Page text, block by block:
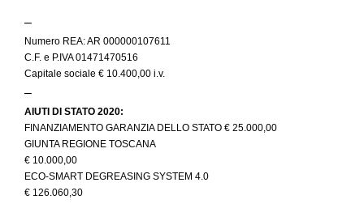
–
Numero REA: AR 000000107611
C.F. e P.IVA 01471470516
Capitale sociale € 10.400,00 i.v.
–
AIUTI DI STATO 2020:
FINANZIAMENTO GARANZIA DELLO STATO € 25.000,00
GIUNTA REGIONE TOSCANA
€ 10.000,00
ECO-SMART DEGREASING SYSTEM 4.0
€ 126.060,30